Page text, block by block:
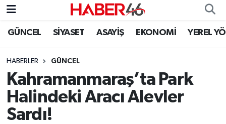
GÜNCEL SİYASET ASAYİŞ EKONOMİ YEREL
HABERLER GÜNCEL
Kahramanmaraş’ta Park
Halindeki Aracı Alevler
Sardı!
GÜNCEL
SİYASET
EKONOMİ
SPOR
Nöbetçi Eczaneler
Hava Durumu
Kahramanmaraş Namaz Vakitleri
Trafik Durumu